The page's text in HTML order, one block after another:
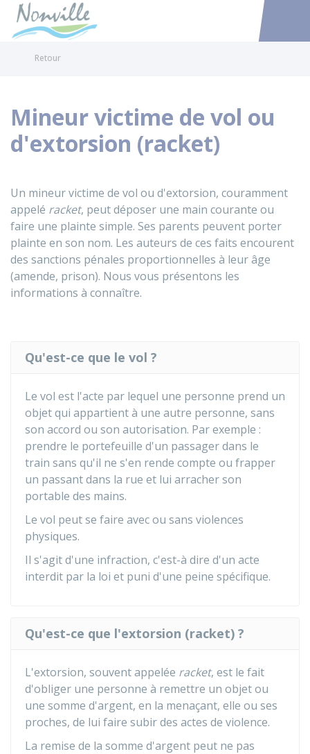
Accéder
Retour
Mineur victime de vol ou
d'extorsion (racket)
Un mineur victime de vol ou d'extorsion, couramment
appelé racket, peut déposer une main courante ou
faire une plainte simple. Ses parents peuvent porter
plainte en son nom. Les auteurs de ces faits encourent
des sanctions pénales proportionnelles à leur âge
(amende, prison). Nous vous présentons les
informations à connaître.
Qu'est-ce que le vol ?
Le vol est l'acte par lequel une personne prend un
objet qui appartient à une autre personne, sans
son accord ou son autorisation. Par exemple :
prendre le portefeuille d'un passager dans le
train sans qu'il ne s'en rende compte ou frapper
un passant dans la rue et lui arracher son
portable des mains.
Le vol peut se faire avec ou sans violences
physiques.
Il s'agit d'une infraction, c'est-à dire d'un acte
interdit par la loi et puni d'une peine spécifique.
Qu'est-ce que l'extorsion (racket) ?
L'extorsion, souvent appelée racket, est le fait
d'obliger une personne à remettre un objet ou
une somme d'argent, en la menaçant, elle ou ses
proches, de lui faire subir des actes de violence.
La remise de la somme d'argent peut ne pas